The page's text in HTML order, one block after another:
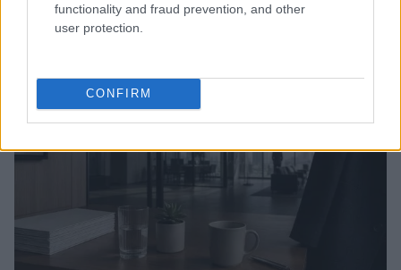
functionality and fraud prevention, and other
user protection.
CONFIRM
Credito bancario e ESG: preparare l’azienda in modo
rigoroso
ESG AZIENDE